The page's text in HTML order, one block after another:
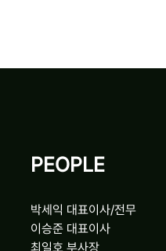
PEOPLE
박세익 대표이사/전무
이승준 대표이사
최일호 부사장